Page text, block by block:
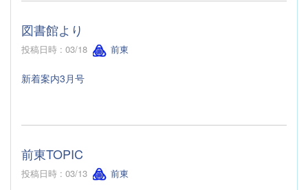
図書館より
投稿日時 : 03/18 前東
新着案内3月号
前東TOPIC
投稿日時 : 03/13 前東